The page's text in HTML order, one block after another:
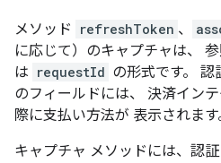
メソッド refreshToken 、
に応じて）のキャプチャは、
は requestId の形式です。 認
のフィールドには、 決済イン
際に支払い方法が 表示されます
キャプチャ メソッドには、認証